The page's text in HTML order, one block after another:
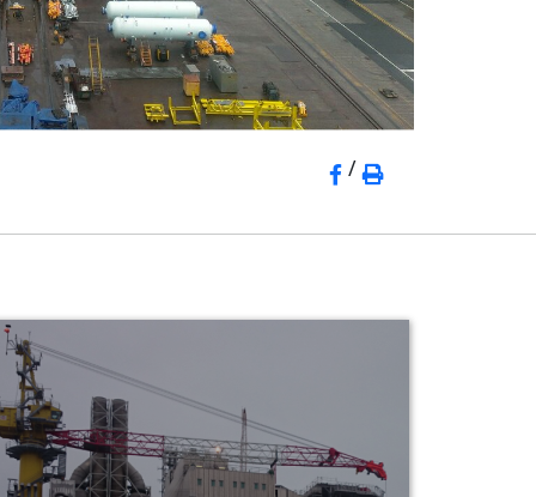
/